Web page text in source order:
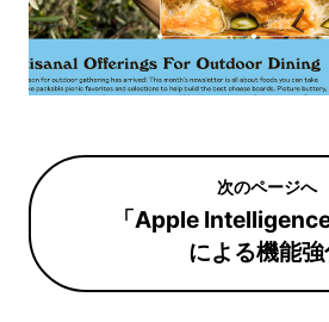
「Apple
による機能強